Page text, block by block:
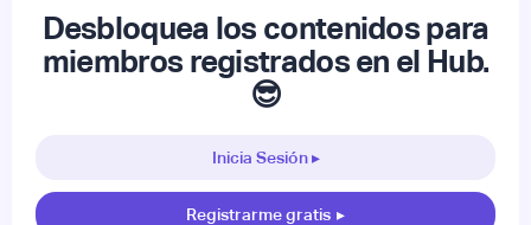
Desbloquea los contenidos para
miembros registrados en el Hub.
😎
Inicia Sesión ▸
Registrarme gratis ▸